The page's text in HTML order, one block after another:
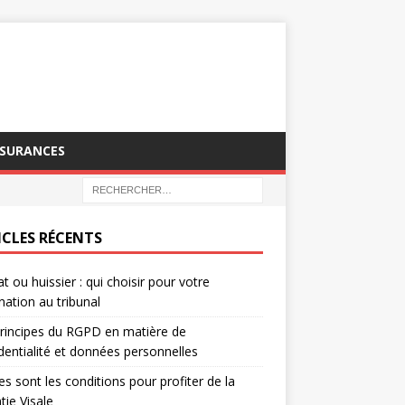
RÉCENTS
ou huissier : qui choisir pour votre
au tribunal
du RGPD en matière de
et données personnelles
sont les conditions pour profiter de la
Visale